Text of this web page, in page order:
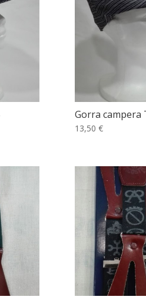
Gorra campera
13,50 €